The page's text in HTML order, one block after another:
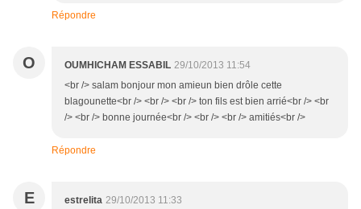
Répondre
O OUMHICHAM ESSABIL 29/10/2013 11:54
<br /> salam bonjour mon amieun bien drôle cette
blagounette<br /> <br /> <br /> ton fils est bien arrié<br /> <br
/> <br /> bonne journée<br /> <br /> <br /> amitiés<br />
Répondre
E estrelita 29/10/2013 11:33